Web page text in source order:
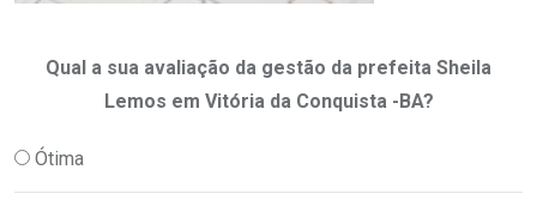
Qual a sua avaliação da gestão da prefeita Sheila
Lemos em Vitória da Conquista -BA?
Ótima